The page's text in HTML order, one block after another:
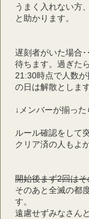
うまく入れない方
と助かります。
遅刻者がいた場合
待ちます。過ぎた
21:30時点で人数
の日は解散とします
↓メンバーが揃った
ルール確認をして
クリア済の人もよ
開始後まず2回は
そのあと全滅の都
す。
遠慮せずみなさん